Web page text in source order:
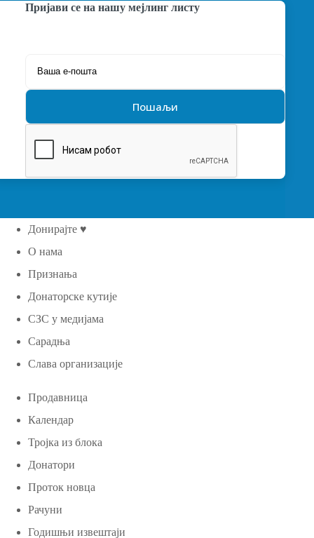
Пријави се на нашу мејлинг листу
Донирајте ♥
О нама
Признања
Донаторске кутије
СЗС у медијама
Сарадња
Слава организације
Продавница
Календар
Тројка из блока
Донатори
Проток новца
Рачуни
Годишњи извештаји